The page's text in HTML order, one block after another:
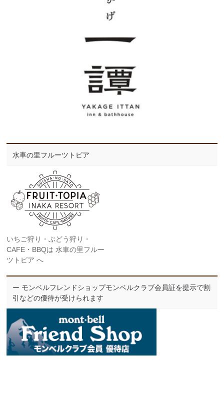
水車の里フルーツトピア
いちご狩り・ぶどう狩り・
CAFE・BBQは 水車の里フルー
ツトピア へ
ー モンベルフレンドショップモンベルクラブ会員証を提示で割
引などの優待が受けられます